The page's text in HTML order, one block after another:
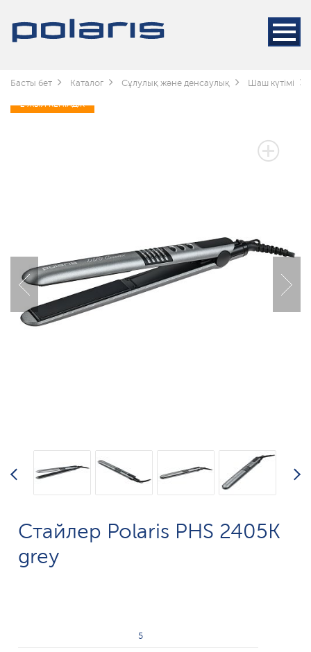
Басты бет Каталог Сұлулық және денсаулық Шаш күтімі
2 ЖЫЛ КЕПІЛДІК
Стайлер Polaris PHS 2405K
grey
5